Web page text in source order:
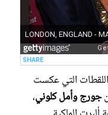
التي عكست
جورج وأمل كلوني،